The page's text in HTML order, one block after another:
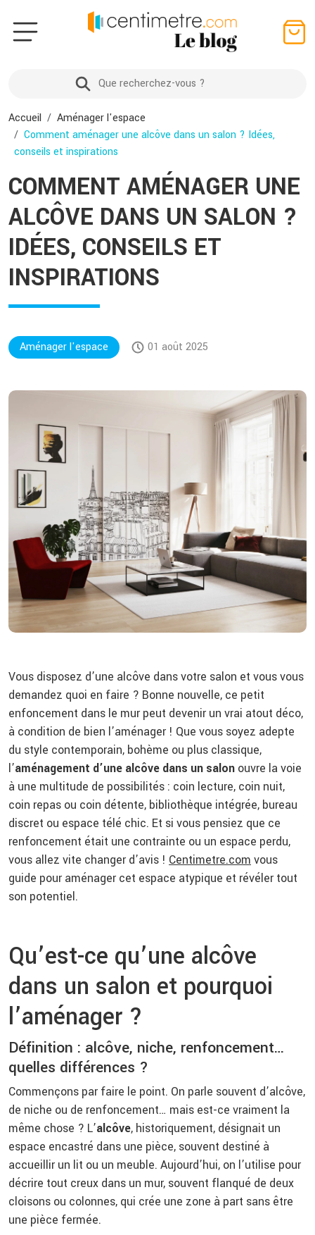
Accueil
Aménager l'espace
Comment aménager une alcôve dans un salon ? Idées,
conseils et inspirations
COMMENT AMÉNAGER UNE
ALCÔVE DANS UN SALON ?
IDÉES, CONSEILS ET
INSPIRATIONS
Aménager l'espace 01 août 2025
Vous disposez d’une alcôve dans votre salon et vous vous
demandez quoi en faire ? Bonne nouvelle, ce petit
enfoncement dans le mur peut devenir un vrai atout déco,
à condition de bien l’aménager ! Que vous soyez adepte
du style contemporain, bohème ou plus classique,
l’aménagement d’une alcôve dans un salon ouvre la voie
à une multitude de possibilités : coin lecture, coin nuit,
coin repas ou coin détente, bibliothèque intégrée, bureau
discret ou espace télé chic. Et si vous pensiez que ce
renfoncement était une contrainte ou un espace perdu,
vous allez vite changer d’avis ! Centimetre.com vous
guide pour aménager cet espace atypique et révéler tout
son potentiel.
Qu’est-ce qu’une alcôve
dans un salon et pourquoi
l’aménager ?
Définition : alcôve, niche, renfoncement…
quelles différences ?
Commençons par faire le point. On parle souvent d’alcôve,
de niche ou de renfoncement… mais est-ce vraiment la
même chose ? L’alcôve, historiquement, désignait un
espace encastré dans une pièce, souvent destiné à
accueillir un lit ou un meuble. Aujourd’hui, on l’utilise pour
décrire tout creux dans un mur, souvent flanqué de deux
cloisons ou colonnes, qui crée une zone à part sans être
une pièce fermée.